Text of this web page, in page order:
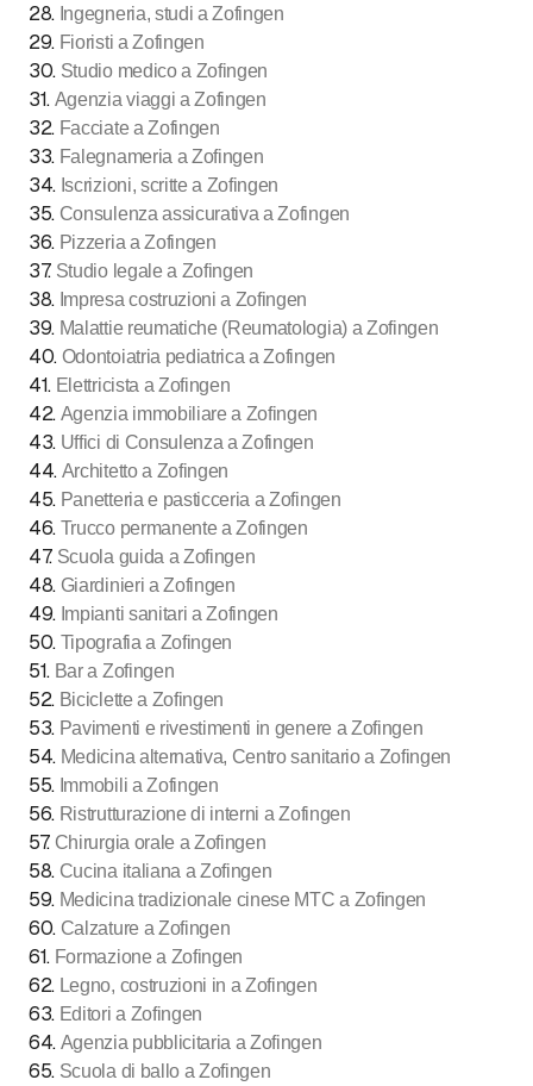
28. Ingegneria, studi a Zofingen
29. Fioristi a Zofingen
30. Studio medico a Zofingen
31. Agenzia viaggi a Zofingen
32. Facciate a Zofingen
33. Falegnameria a Zofingen
34. Iscrizioni, scritte a Zofingen
35. Consulenza assicurativa a Zofingen
36. Pizzeria a Zofingen
37. Studio legale a Zofingen
38. Impresa costruzioni a Zofingen
39. Malattie reumatiche (Reumatologia) a Zofingen
40. Odontoiatria pediatrica a Zofingen
41. Elettricista a Zofingen
42. Agenzia immobiliare a Zofingen
43. Uffici di Consulenza a Zofingen
44. Architetto a Zofingen
45. Panetteria e pasticceria a Zofingen
46. Trucco permanente a Zofingen
47. Scuola guida a Zofingen
48. Giardinieri a Zofingen
49. Impianti sanitari a Zofingen
50. Tipografia a Zofingen
51. Bar a Zofingen
52. Biciclette a Zofingen
53. Pavimenti e rivestimenti in genere a Zofingen
54. Medicina alternativa, Centro sanitario a Zofingen
55. Immobili a Zofingen
56. Ristrutturazione di interni a Zofingen
57. Chirurgia orale a Zofingen
58. Cucina italiana a Zofingen
59. Medicina tradizionale cinese MTC a Zofingen
60. Calzature a Zofingen
61. Formazione a Zofingen
62. Legno, costruzioni in a Zofingen
63. Editori a Zofingen
64. Agenzia pubblicitaria a Zofingen
65. Scuola di ballo a Zofingen